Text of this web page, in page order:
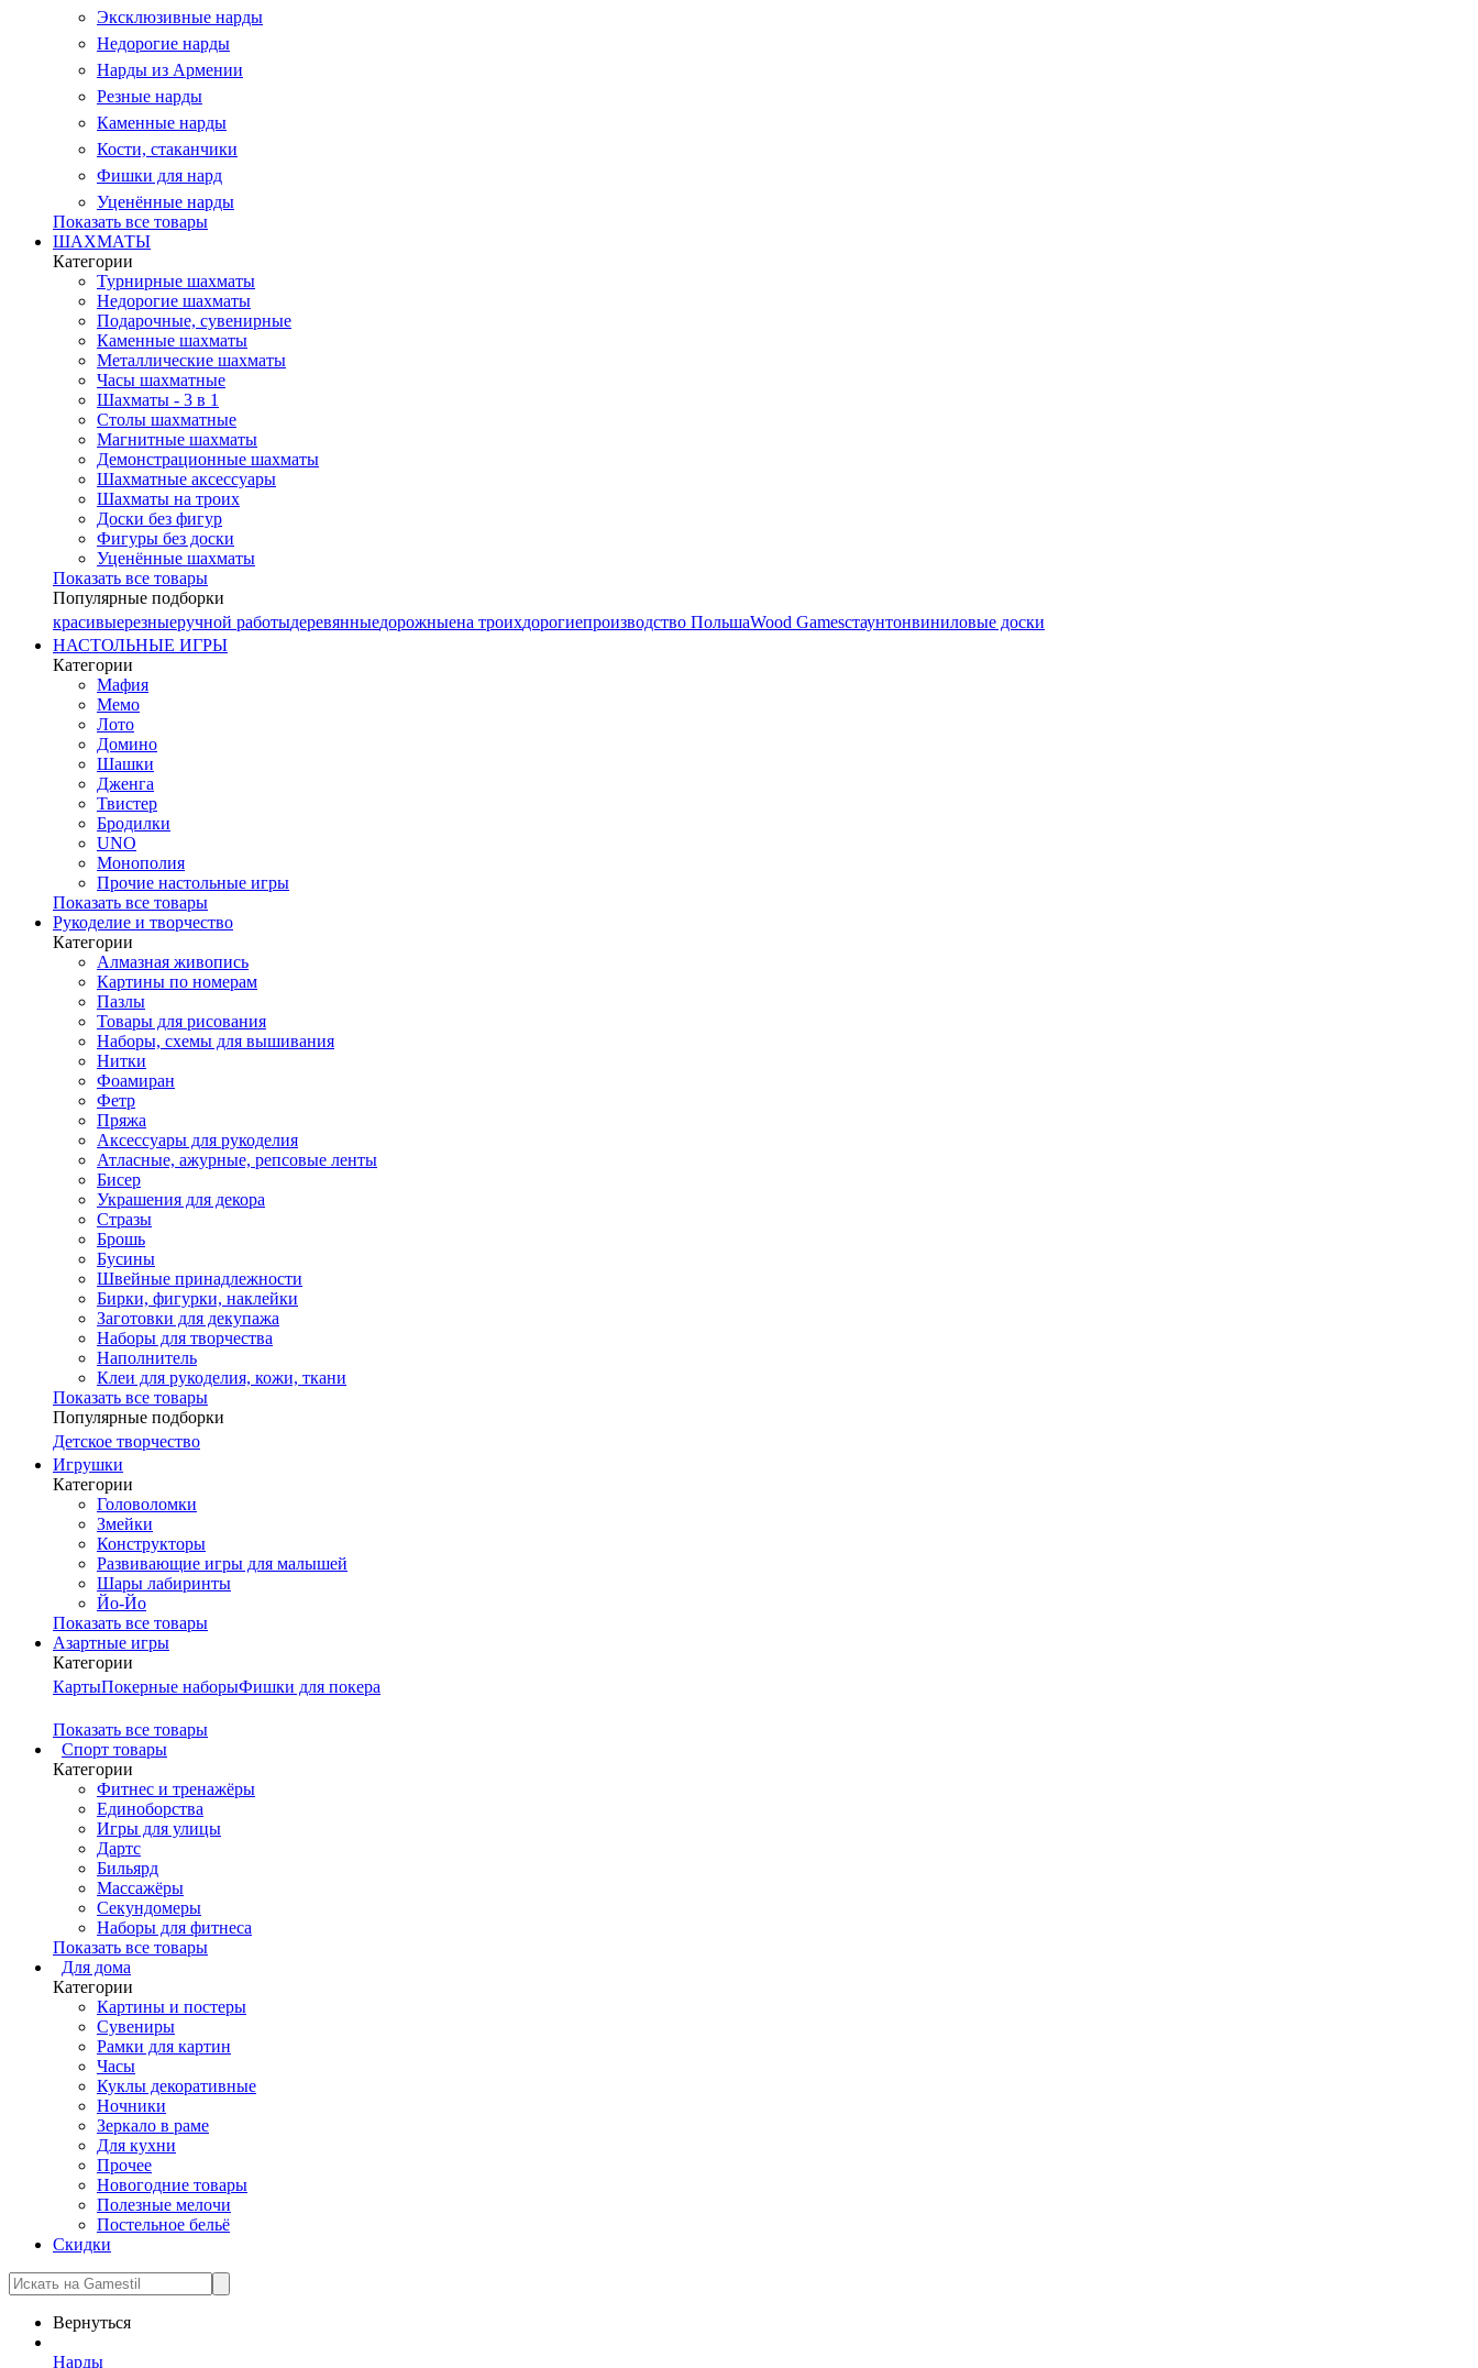
Эксклюзивные нарды
Недорогие нарды
Нарды из Армении
Резные нарды
Каменные нарды
Кости, стаканчики
Фишки для нард
Уценённые нарды
Показать все товары
ШАХМАТЫ
Категории
Турнирные шахматы
Недорогие шахматы
Подарочные, сувенирные
Каменные шахматы
Металлические шахматы
Часы шахматные
Шахматы - 3 в 1
Столы шахматные
Магнитные шахматы
Демонстрационные шахматы
Шахматные аксессуары
Шахматы на троих
Доски без фигур
Фигуры без доски
Уценённые шахматы
Показать все товары
Популярные подборки
красивыерезныеручной работыдеревянныедорожныена троихдорогиепроизводство ПольшаWood Gamesстаунтонвиниловые доски
НАСТОЛЬНЫЕ ИГРЫ
Категории
Мафия
Мемо
Лото
Домино
Шашки
Дженга
Твистер
Бродилки
UNO
Монополия
Прочие настольные игры
Показать все товары
Рукоделие и творчество
Категории
Алмазная живопись
Картины по номерам
Пазлы
Товары для рисования
Наборы, схемы для вышивания
Нитки
Фоамиран
Фетр
Пряжа
Аксессуары для рукоделия
Атласные, ажурные, репсовые ленты
Бисер
Украшения для декора
Стразы
Брошь
Бусины
Швейные принадлежности
Бирки, фигурки, наклейки
Заготовки для декупажа
Наборы для творчества
Наполнитель
Клеи для рукоделия, кожи, ткани
Показать все товары
Популярные подборки
Детское творчество
Игрушки
Категории
Головоломки
Змейки
Конструкторы
Развивающие игры для малышей
Шары лабиринты
Йо-Йо
Показать все товары
Азартные игры
Категории
КартыПокерные наборыФишки для покера
Показать все товары
Cпорт товары
Категории
Фитнес и тренажёры
Единоборства
Игры для улицы
Дартс
Бильярд
Массажёры
Секундомеры
Наборы для фитнеса
Показать все товары
Для дома
Категории
Картины и постеры
Сувениры
Рамки для картин
Часы
Куклы декоративные
Ночники
Зеркало в раме
Для кухни
Прочее
Новогодние товары
Полезные мелочи
Постельное бельё
Скидки
Вернуться
Нарды